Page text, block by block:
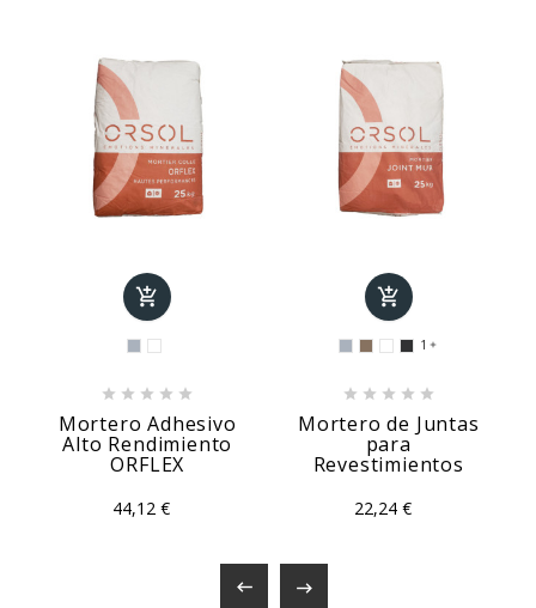

    
Mortero Adhesivo
Alto Rendimiento
ORFLEX
44,12 €

1 
    
Mortero de Juntas
para
Revestimientos
22,24 €
 